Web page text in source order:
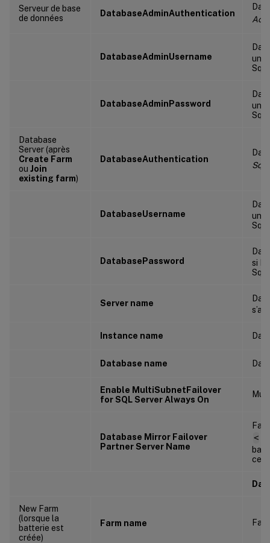
Serveur de base
de données
DatabaseAdminAuthentication
DatabaseAdminUsername
DatabaseAdminPassword
Database
Server (après
Create Farm
ou Join
existing farm)
DatabaseAuthentication
DatabaseUsername
DatabasePassword
si
Server name
Instance name
Database name
Enable MultiSubnetFailover
for SQL Server Always On
Database Mirror Failover
Partner Server Name
<
New Farm
(lorsque la
batterie est
créée)
Farm name